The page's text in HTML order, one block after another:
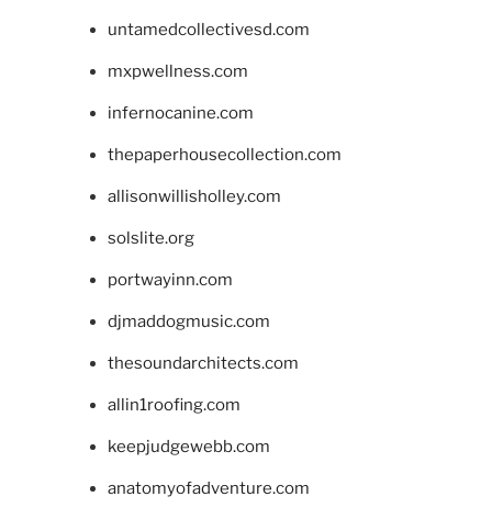
untamedcollectivesd.com
mxpwellness.com
infernocanine.com
thepaperhousecollection.com
allisonwillisholley.com
solslite.org
portwayinn.com
djmaddogmusic.com
thesoundarchitects.com
allin1roofing.com
keepjudgewebb.com
anatomyofadventure.com